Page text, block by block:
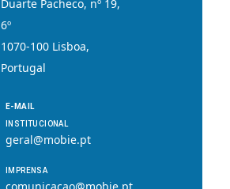
Duarte Pacheco, nº 19,
6º
1070-100 Lisboa,
Portugal
E-MAIL
INSTITUCIONAL
geral@mobie.pt
IMPRENSA